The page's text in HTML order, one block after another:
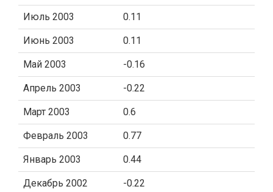
Июль 2003 0.11
Июнь 2003 0.11
Май 2003 -0.16
Апрель 2003 -0.22
Март 2003 0.6
Февраль 2003 0.77
Январь 2003 0.44
Декабрь 2002 -0.22